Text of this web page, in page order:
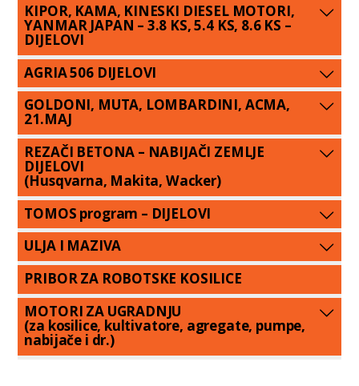
KIPOR, KAMA, KINESKI DIESEL MOTORI,
YANMAR JAPAN – 3.8 KS, 5.4 KS, 8.6 KS –
DIJELOVI
AGRIA 506 DIJELOVI
GOLDONI, MUTA, LOMBARDINI, ACMA,
21.MAJ
REZAČI BETONA – NABIJAČI ZEMLJE
DIJELOVI
(Husqvarna, Makita, Wacker)
TOMOS program – DIJELOVI
ULJA I MAZIVA
PRIBOR ZA ROBOTSKE KOSILICE
MOTORI ZA UGRADNJU
(za kosilice, kultivatore, agregate, pumpe,
nabijače i dr.)